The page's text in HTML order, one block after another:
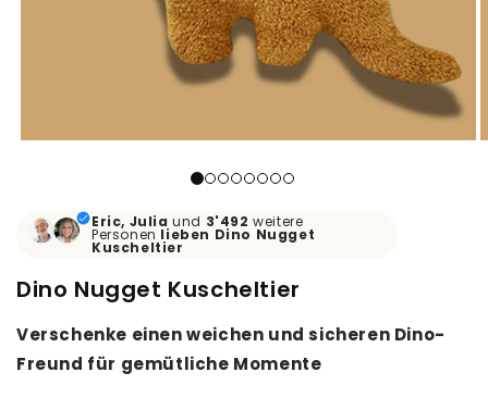
Eric, Julia und 3'492 weitere
Personen lieben Dino Nugget
Kuscheltier
Dino Nugget Kuscheltier
Verschenke einen weichen und sicheren Dino-
Freund für gemütliche Momente